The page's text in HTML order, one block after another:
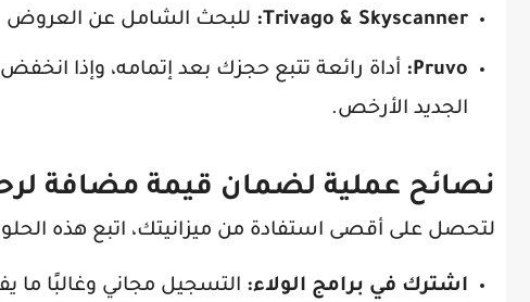
Trivago & Skyscanner: للبحث الشامل عن العروض
Pruvo:
أداة رائعة تتبع حجزك بعد إتمامه، وإذا
الجديد الأرخص.
نصائح عملية لضمان قيمة مضافة
لتحصل على أقصى استفادة من ميزانيتك، اتبع هذه
اشترك في برامج الولاء: التسجيل مجاني وغالبًا ما